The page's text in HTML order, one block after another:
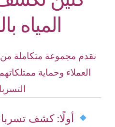
المياه
نقدم مجموعة متكاملة
العملاء وحماية
أولًا: كشف